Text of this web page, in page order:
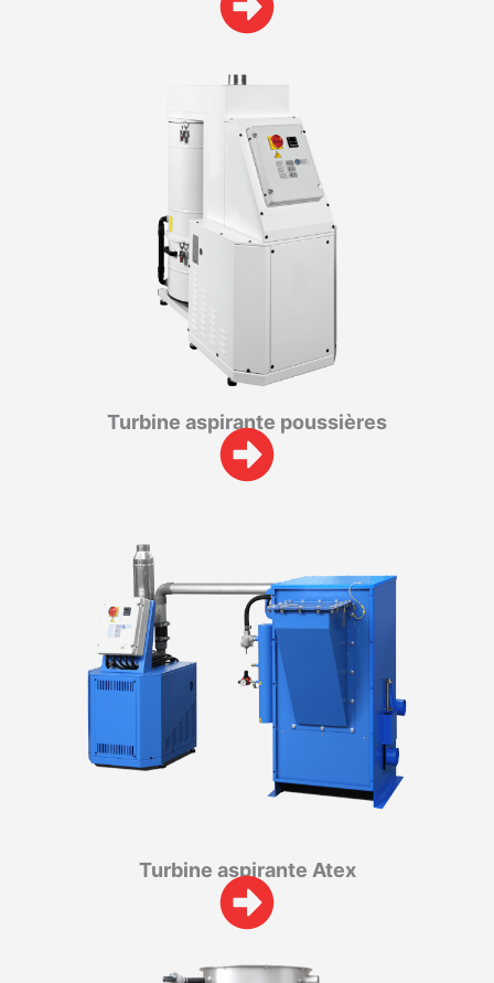
Turbine aspirante poussières
Turbine aspirante Atex